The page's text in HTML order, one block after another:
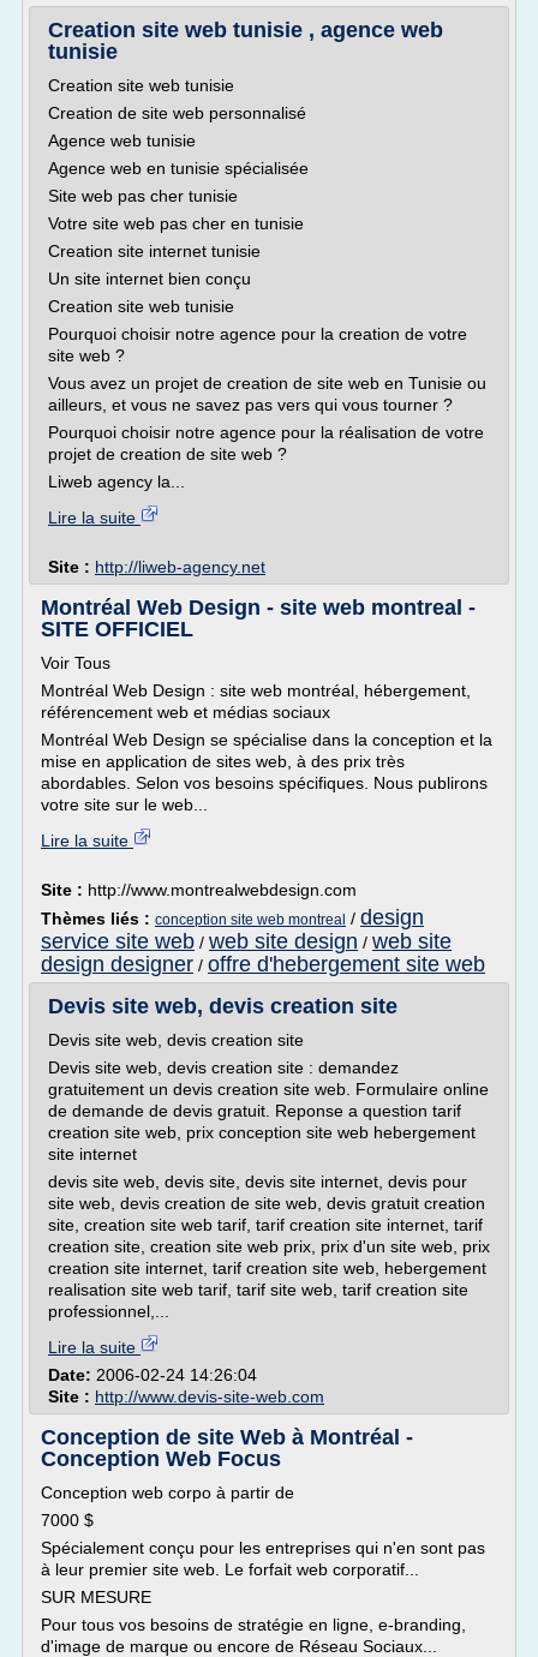
Creation site web tunisie , agence web
tunisie
Creation site web tunisie
Creation de site web personnalisé
Agence web tunisie
Agence web en tunisie spécialisée
Site web pas cher tunisie
Votre site web pas cher en tunisie
Creation site internet tunisie
Un site internet bien conçu
Creation site web tunisie
Pourquoi choisir notre agence pour la creation de votre
site web ?
Vous avez un projet de creation de site web en Tunisie ou
ailleurs, et vous ne savez pas vers qui vous tourner ?
Pourquoi choisir notre agence pour la réalisation de votre
projet de creation de site web ?
Liweb agency la...
Lire la suite
Site : http://liweb-agency.net
Montréal Web Design - site web montreal -
SITE OFFICIEL
Voir Tous
Montréal Web Design : site web montréal, hébergement,
référencement web et médias sociaux
Montréal Web Design se spécialise dans la conception et la
mise en application de sites web, à des prix très
abordables. Selon vos besoins spécifiques. Nous publirons
votre site sur le web...
Lire la suite
Site : http://www.montrealwebdesign.com
Thèmes liés : conception site web montreal / design
service site web / web site design / web site
design designer / offre d'hebergement site web
Devis site web, devis creation site
Devis site web, devis creation site
Devis site web, devis creation site : demandez
gratuitement un devis creation site web. Formulaire online
de demande de devis gratuit. Reponse a question tarif
creation site web, prix conception site web hebergement
site internet
devis site web, devis site, devis site internet, devis pour
site web, devis creation de site web, devis gratuit creation
site, creation site web tarif, tarif creation site internet, tarif
creation site, creation site web prix, prix d'un site web, prix
creation site internet, tarif creation site web, hebergement
realisation site web tarif, tarif site web, tarif creation site
professionnel,...
Lire la suite
Date: 2006-02-24 14:26:04
Site : http://www.devis-site-web.com
Conception de site Web à Montréal -
Conception Web Focus
Conception web corpo à partir de
7000 $
Spécialement conçu pour les entreprises qui n'en sont pas
à leur premier site web. Le forfait web corporatif...
SUR MESURE
Pour tous vos besoins de stratégie en ligne, e-branding,
d'image de marque ou encore de Réseau Sociaux...